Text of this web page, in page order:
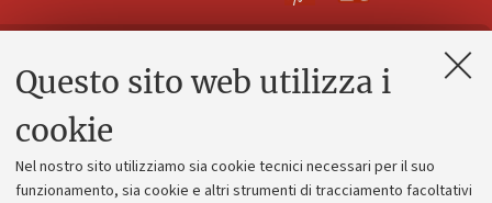
Questo sito web utilizza i
cookie
Nel nostro sito utilizziamo sia cookie tecnici necessari per il suo
funzionamento, sia cookie e altri strumenti di tracciamento facoltativi
Contatti e PEC
Alumni community